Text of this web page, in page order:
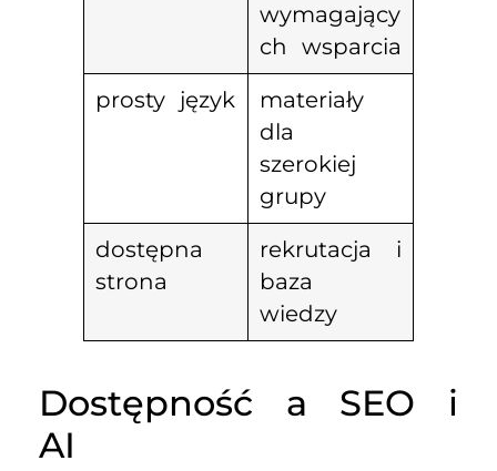
wymagający
ch wsparcia
prosty język
materiały
dla
szerokiej
grupy
dostępna
strona
rekrutacja i
baza
wiedzy
Dostępność a SEO i
AI